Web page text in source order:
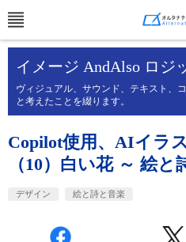
イメージ AndAlso ロジ
ヴィジュアル、サウンド、テキスト、
と考えたことを綴ります。
Copilot使用、AIイラ
（10）白い花 ～ 絵と
デザイン 絵と詩と音楽